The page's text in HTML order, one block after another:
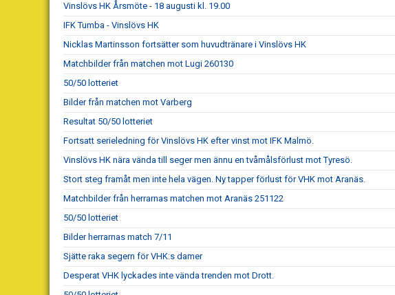
Vinslövs HK Årsmöte - 18 augusti kl. 19.00
IFK Tumba - Vinslövs HK
Nicklas Martinsson fortsätter som huvudtränare i Vinslövs HK
Matchbilder från matchen mot Lugi 260130
50/50 lotteriet
Bilder från matchen mot Varberg
Resultat 50/50 lotteriet
Fortsatt serieledning för Vinslövs HK efter vinst mot IFK Malmö.
Vinslövs HK nära vända till seger men ännu en tvåmålsförlust mot Tyresö.
Stort steg framåt men inte hela vägen. Ny tapper förlust för VHK mot Aranäs.
Matchbilder från herrarnas matchen mot Aranäs 251122
50/50 lotteriet
Bilder herrarnas match 7/11
Sjätte raka segern för VHK:s damer
Desperat VHK lyckades inte vända trenden mot Drott.